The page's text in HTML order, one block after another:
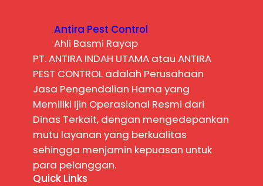
Antira Pest Control
Ahli Basmi Rayap
PT. ANTIRA INDAH UTAMA atau ANTIRA
PEST CONTROL adalah Perusahaan
Jasa Pengendalian Hama yang
Memiliki Ijin Operasional Resmi dari
Dinas Terkait, dengan mengedepankan
mutu layanan yang berkualitas
sehingga menjamin kepuasan untuk
para pelanggan.
Quick Links